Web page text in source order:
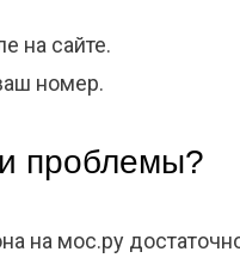
на сайте.
номер.
проблемы?
на мос.ру